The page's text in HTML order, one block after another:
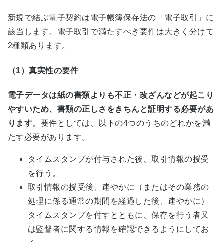
新規で結ぶ電子契約は電子帳簿保存法の「電子取引」に
該当します。電子取引で満たすべき要件は大きく分けて
2種類あります。
（1）真実性の要件
電子データは紙の書類よりも不正・改ざんなどが起こり
やすいため、書類の正しさをきちんと証明する必要があ
ります。要件としては、以下の4つのうちのどれかを満
たす必要があります。
タイムスタンプが付与された後、取引情報の授受
を行う。
取引情報の授受後、速やかに（またはその業務の
処理に係る通常の期間を経過した後、速やかに）
タイムスタンプを付すとともに、保存を行う者又
は監督者に関する情報を確認できるようにしてお